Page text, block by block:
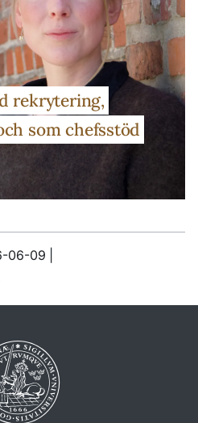
rekrytering,
som chefsstöd
06-09 |